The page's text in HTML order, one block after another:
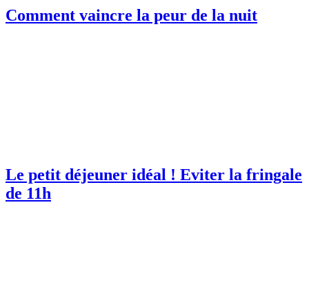
Comment vaincre la peur de la nuit
Le petit déjeuner idéal ! Eviter la fringale
de 11h